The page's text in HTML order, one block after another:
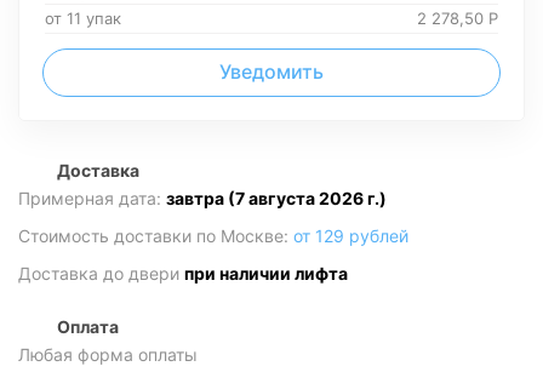
от 11 упак
2 278,50 Р
Уведомить
Доставка
Примерная дата: завтра (7 августа 2026 г.)
Стоимость доставки по Москве: от 129 рублей
Доставка до двери при наличии лифта
Оплата
Любая форма оплаты